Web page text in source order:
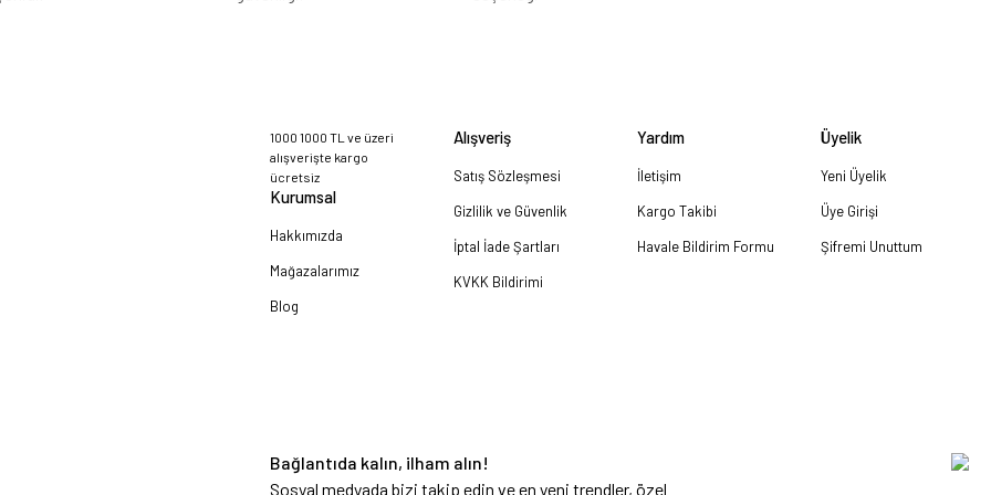
1000 1000 TL ve üzeri
alışverişte kargo
ücretsiz
Kurumsal
Hakkımızda
Mağazalarımız
Blog
Alışveriş
Satış Sözleşmesi
Gizlilik ve Güvenlik
İptal İade Şartları
KVKK Bildirimi
Yardım
İletişim
Kargo Takibi
Havale Bildirim Formu
Üyelik
Yeni Üyelik
Üye Girişi
Şifremi Unuttum
Bağlantıda kalın, ilham alın!
Sosyal medyada bizi takip edin ve en yeni trendler, özel